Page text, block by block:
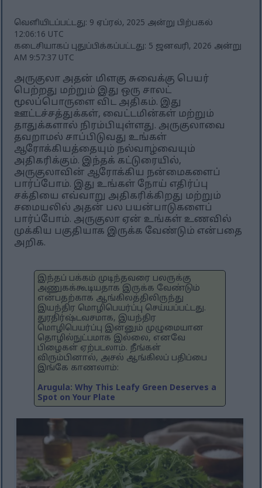
வெளியிடப்பட்டது: 9 ஏப்ரல், 2025 அன்று பிற்பகல்
12:06:16 UTC
கடைசியாகப் புதுப்பிக்கப்பட்டது: 5 ஜனவரி, 2026 அன்று
AM 9:57:37 UTC
அருகுலா அதன் மிளகு சுவைக்கு பெயர்
பெற்றது மற்றும் இது ஒரு சாலட்
மூலப்பொருளை விட அதிகம். இது
ஊட்டச்சத்துக்கள், வைட்டமின்கள் மற்றும்
தாதுக்களால் நிரம்பியுள்ளது. அருகுலாவை
தவறாமல் சாப்பிடுவது உங்கள்
ஆரோக்கியத்தையும் நல்வாழ்வையும்
அதிகரிக்கும். இந்தக் கட்டுரையில்,
அருகுலாவின் ஆரோக்கிய நன்மைகளைப்
பார்ப்போம். இது உங்கள் நோய் எதிர்ப்பு
சக்தியை எவ்வாறு அதிகரிக்கிறது மற்றும்
சமையலில் அதன் பல பயன்பாடுகளைப்
பார்ப்போம். அருகுலா ஏன் உங்கள் உணவில்
முக்கிய பகுதியாக இருக்க வேண்டும் என்பதை
அறிக.
இந்தப் பக்கம் முடிந்தவரை பலருக்கு
அணுகக்கூடியதாக இருக்க வேண்டும்
என்பதற்காக ஆங்கிலத்திலிருந்து
இயந்திர மொழிபெயர்ப்பு செய்யப்பட்டது.
துரதிர்ஷ்டவசமாக, இயந்திர
மொழிபெயர்ப்பு இன்னும் முழுமையான
தொழில்நுட்பமாக இல்லை, எனவே
பிழைகள் ஏற்படலாம். நீங்கள்
விரும்பினால், அசல் ஆங்கிலப் பதிப்பை
இங்கே காணலாம்:
Arugula: Why This Leafy Green Deserves a
Spot on Your Plate